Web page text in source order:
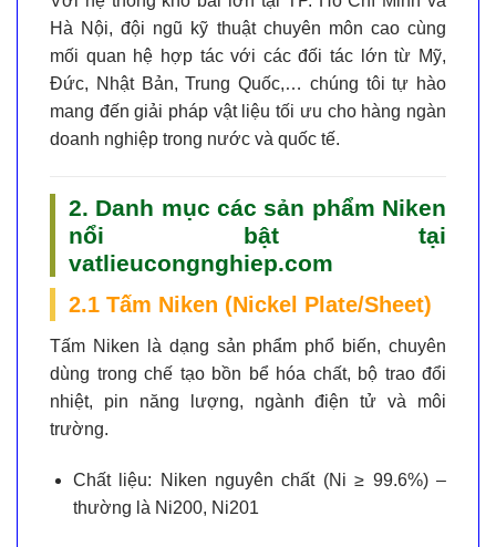
Hà Nội, đội ngũ kỹ thuật chuyên môn cao cùng
mối quan hệ hợp tác với các đối tác lớn từ Mỹ,
Đức, Nhật Bản, Trung Quốc,… chúng tôi tự hào
mang đến giải pháp vật liệu tối ưu cho hàng ngàn
doanh nghiệp trong nước và quốc tế.
2. Danh mục các sản phẩm Niken
nổi bật tại
vatlieucongnghiep.com
2.1 Tấm Niken (Nickel Plate/Sheet)
Tấm Niken là dạng sản phẩm phổ biến, chuyên
dùng trong chế tạo bồn bể hóa chất, bộ trao đổi
nhiệt, pin năng lượng, ngành điện tử và môi
trường.
Chất liệu: Niken nguyên chất (Ni ≥ 99.6%) –
thường là Ni200, Ni201